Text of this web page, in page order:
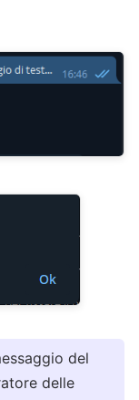
del
delle